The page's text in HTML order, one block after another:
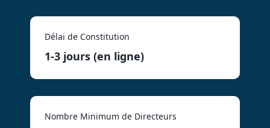
Délai de Constitution
1-3 jours (en ligne)
Nombre Minimum de Directeurs